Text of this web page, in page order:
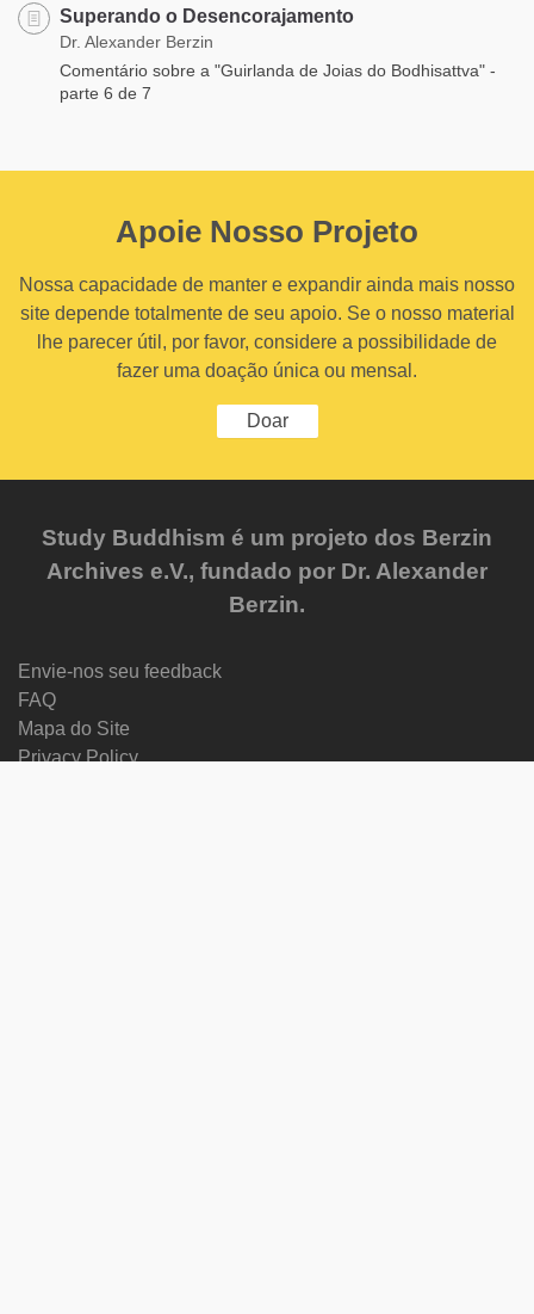
Superando o Desencorajamento
Dr. Alexander Berzin
Comentário sobre a "Guirlanda de Joias do Bodhisattva" -
parte 6 de 7
Apoie Nosso Projeto
Nossa capacidade de manter e expandir ainda mais nosso
site depende totalmente de seu apoio. Se o nosso material
lhe parecer útil, por favor, considere a possibilidade de
fazer uma doação única ou mensal.
Doar
Study Buddhism é um projeto dos Berzin
Archives e.V., fundado por Dr. Alexander
Berzin.
Envie-nos seu feedback
FAQ
Mapa do Site
Privacy Policy